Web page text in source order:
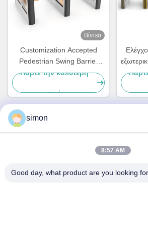
Βίντεο
Customization Accepted
Pedestrian Swing Barrier
Turnstile Of Face
Πάρτε την καλύτερη
τιμή
Νο 11, βιομηχανικός δρόμος Lingwu,
simon
8:57 AM
Good day, what product are you looking